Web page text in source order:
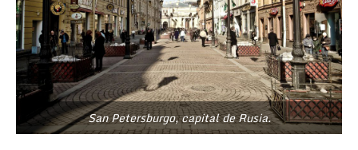
San Petersburgo, capital de Rusia.